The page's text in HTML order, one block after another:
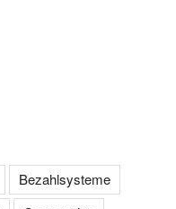
Bezahlsysteme